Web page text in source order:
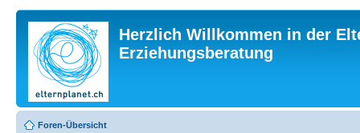
Herzlich Willkommen in der
Erziehungsberatung
Foren-Übersicht